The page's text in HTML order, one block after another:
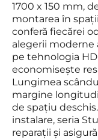
1700 x 150 mm,
montarea în
conferă fiecărei
alegerii moderne
pe tehnologia
economisește
Lungimea
margine
de spațiu
instalare, seria
reparații și